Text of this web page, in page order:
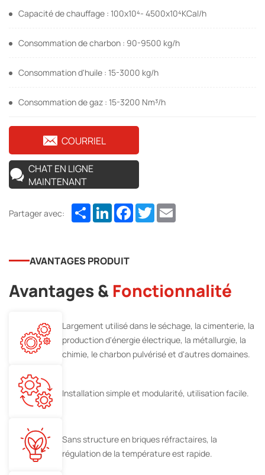
Capacité de chauffage : 100x10⁴- 4500x10⁴KCal/h
Consommation de charbon : 90-9500 kg/h
Consommation d'huile : 15-3000 kg/h
Consommation de gaz : 15-3200 Nm³/h
COURRIEL
CHAT EN LIGNE
MAINTENANT
Partager avec: ShareLinkedInFacebook
Twitter
AVANTAGES PRODUIT
Avantages & Fonctionnalité
Largement utilisé dans le séchage, la cimenterie, la
production d'énergie électrique, la métallurgie, la
chimie, le charbon pulvérisé et d'autres domaines.
Installation simple et modularité, utilisation facile.
Sans structure en briques réfractaires, la
régulation de la température est rapide.